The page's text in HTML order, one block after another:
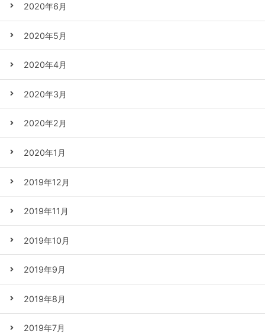
2020年6月
2020年5月
2020年4月
2020年3月
2020年2月
2020年1月
2019年12月
2019年11月
2019年10月
2019年9月
2019年8月
2019年7月